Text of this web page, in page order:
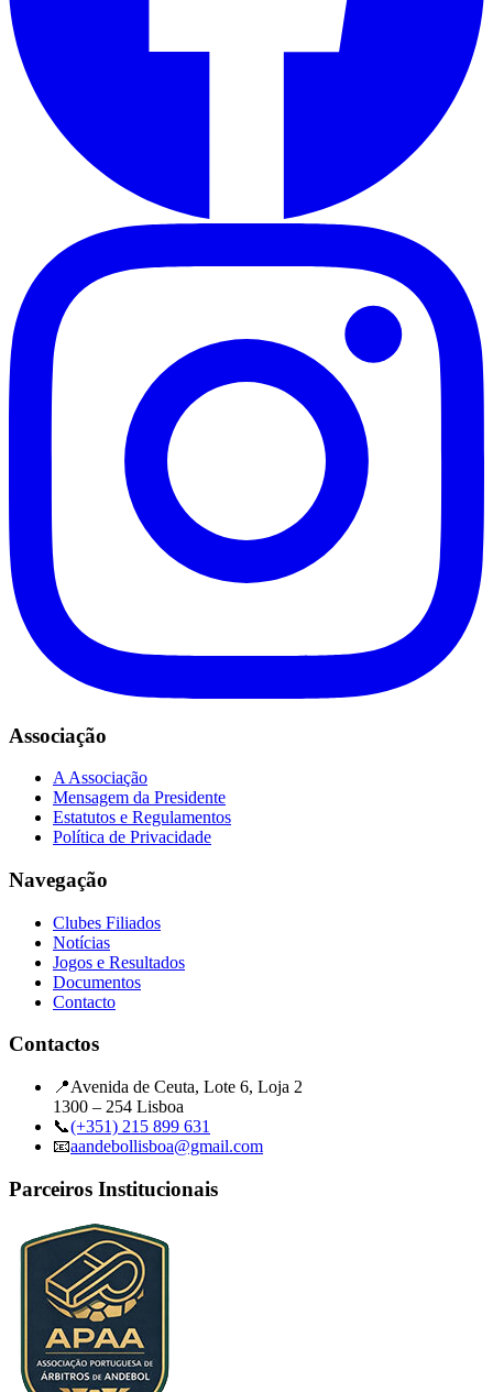
Associação
A Associação
Mensagem da Presidente
Estatutos e Regulamentos
Política de Privacidade
Navegação
Clubes Filiados
Notícias
Jogos e Resultados
Documentos
Contacto
Contactos
📍Avenida de Ceuta, Lote 6, Loja 2
1300 – 254 Lisboa
📞(+351) 215 899 631
📧aandebollisboa@gmail.com
Parceiros Institucionais